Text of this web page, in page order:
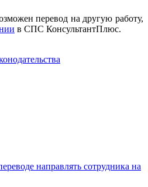
перевод на другую работу,
в СПС КонсультантПлюс.
направлять сотрудника на